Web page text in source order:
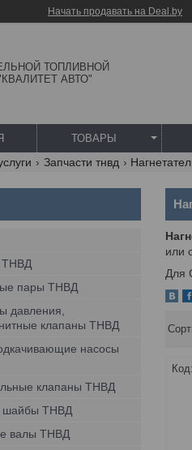
Начать продавать на Deal.by
ТОПЛИВНОЙ
АВТО"
ТОВАРЫ
Запчасти тнвд
или
Для
пары ТНВД
давления,
клапаны ТНВД
насосы
клапаны ТНВД
шайбы ТНВД
валы ТНВД